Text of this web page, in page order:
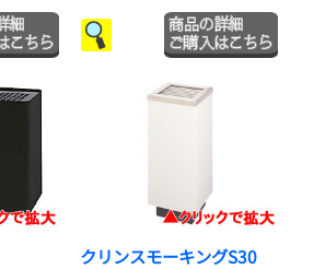
クリンスモーキングS30